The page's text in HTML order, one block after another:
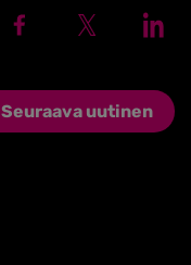
Seuraava uutinen